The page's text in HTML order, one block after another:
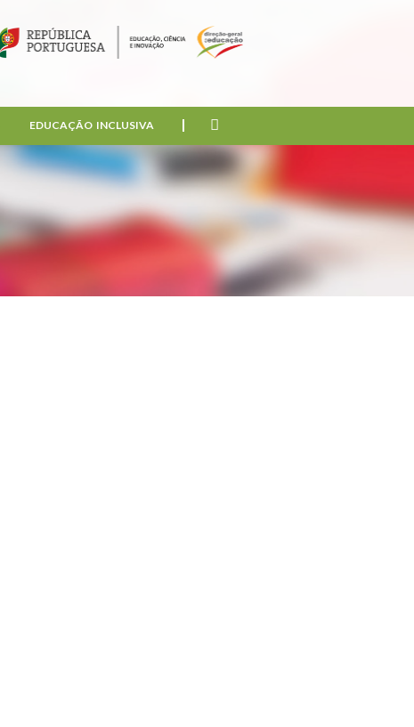
EDUCAÇÃO INCLUSIVA